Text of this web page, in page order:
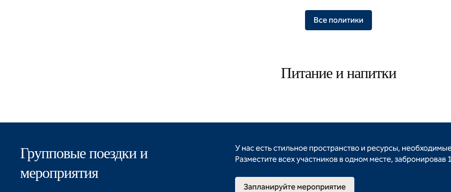
Все политики
Питание и напитки
Групповые поездки и
мероприятия
У нас есть стильное пространство и ресурсы,
Разместите всех участников в одном месте,
Запланируйте мероприятие